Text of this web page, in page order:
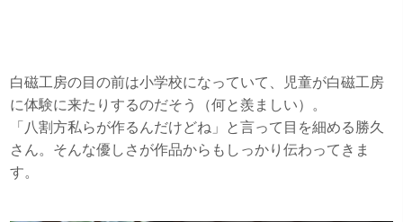
白磁工房の目の前は小学校になっていて、児童が白磁工房
に体験に来たりするのだそう（何と羨ましい）。
「八割方私らが作るんだけどね」と言って目を細める勝久
さん。そんな優しさが作品からもしっかり伝わってきま
す。